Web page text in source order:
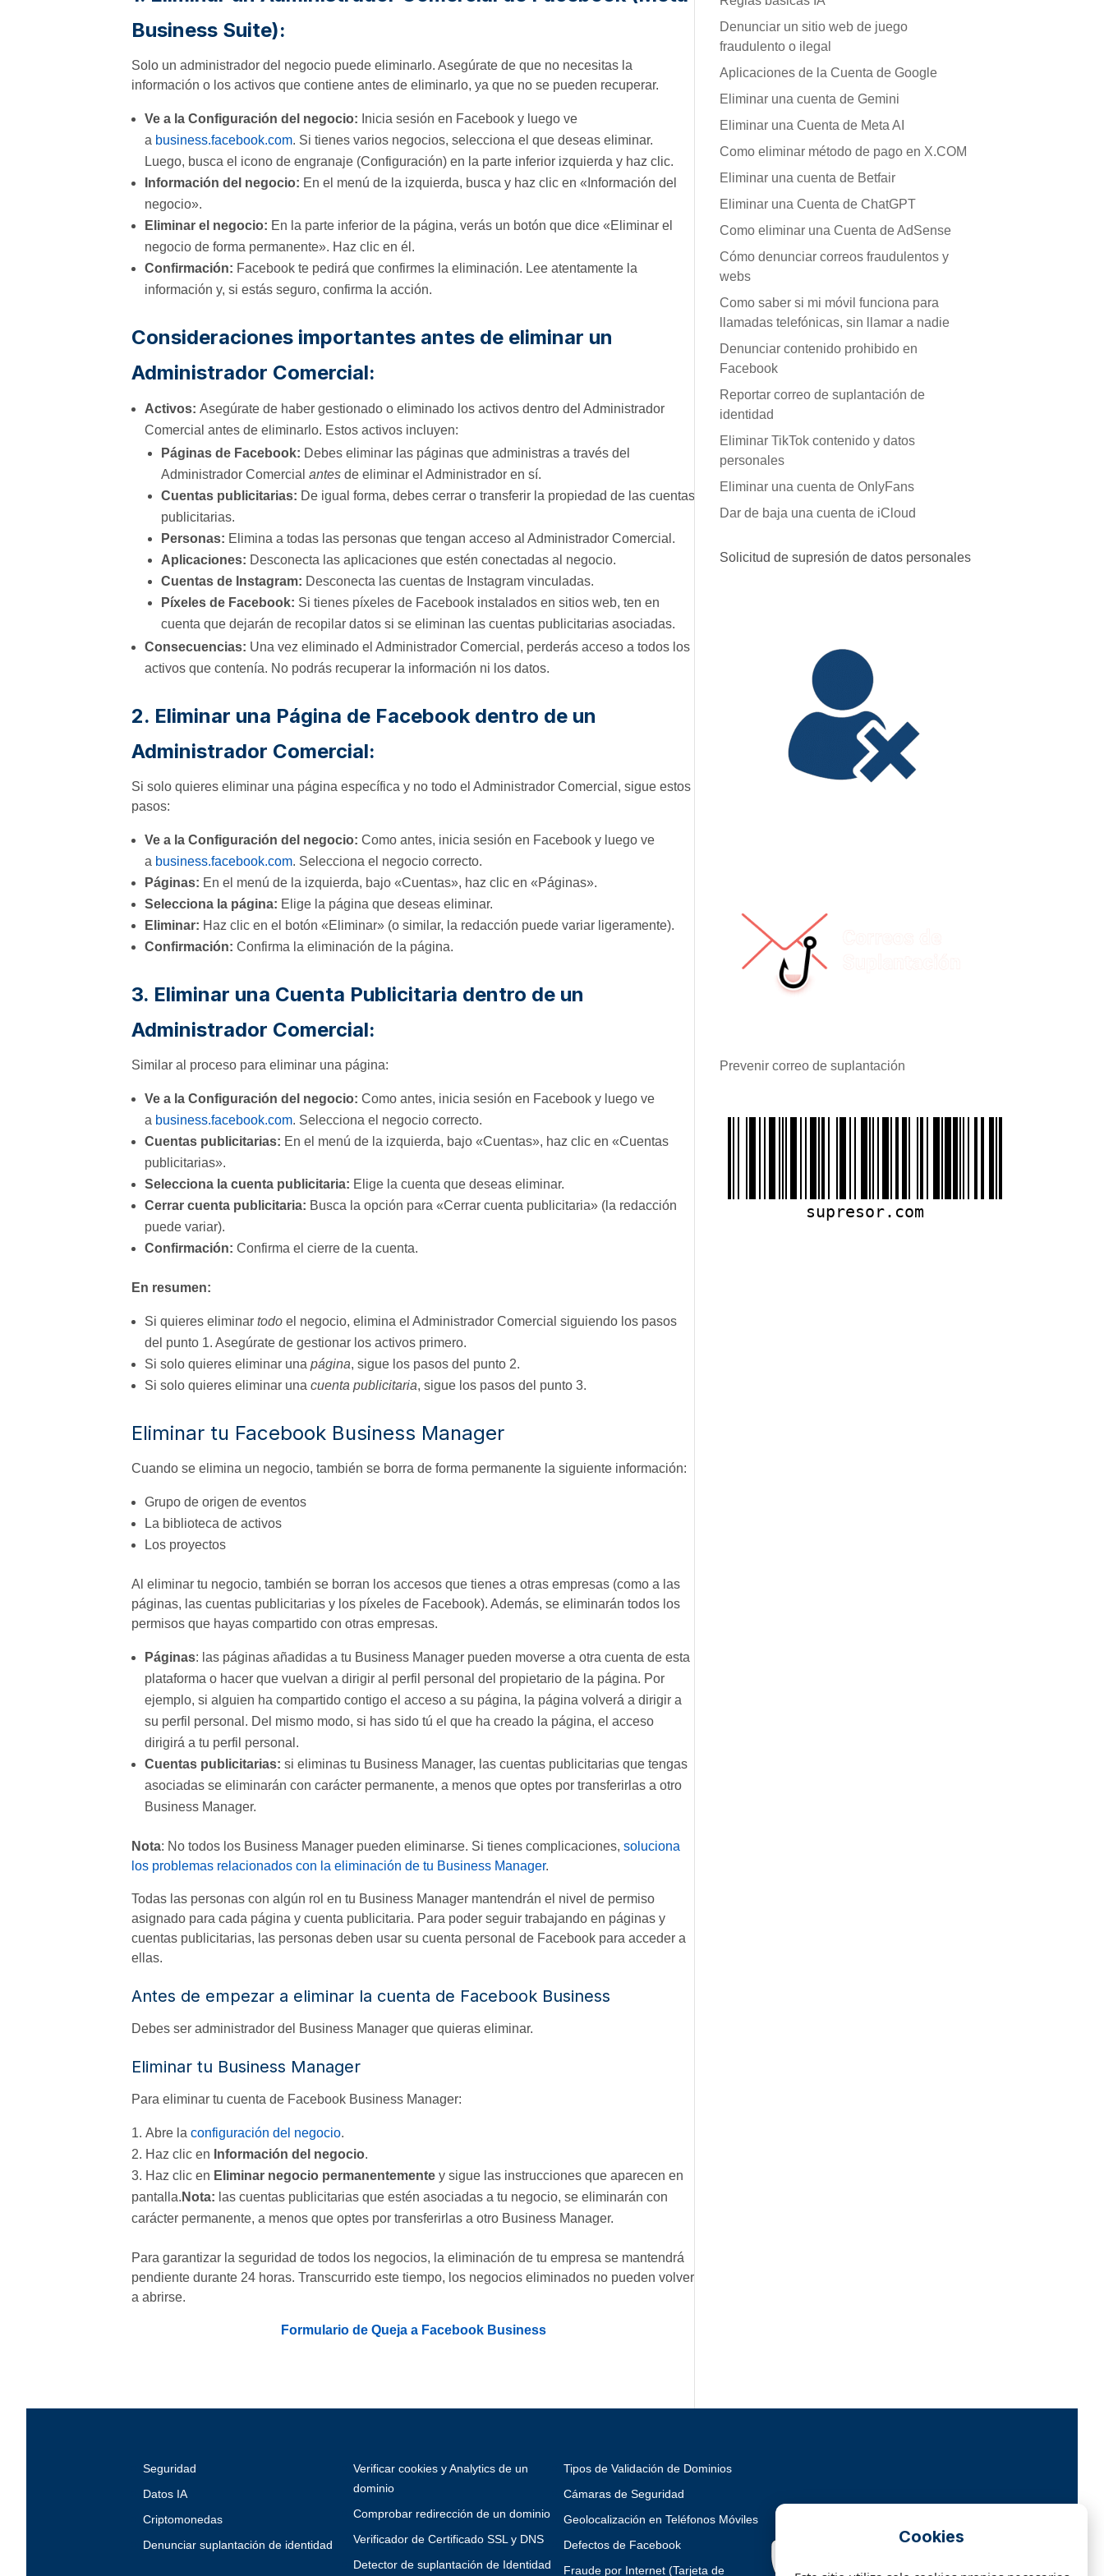
Business Suite):
Solo un administrador del negocio puede eliminarlo. Asegúrate de que no necesitas la
información o los activos que contiene antes de eliminarlo, ya que no se pueden recuperar.
Ve a la Configuración del negocio: Inicia sesión en Facebook y luego ve
a business.facebook.com. Si tienes varios negocios, selecciona el que deseas eliminar.
Luego, busca el icono de engranaje (Configuración) en la parte inferior izquierda y haz clic.
Información del negocio: En el menú de la izquierda, busca y haz clic en «Información del
negocio».
Eliminar el negocio: En la parte inferior de la página, verás un botón que dice «Eliminar el
negocio de forma permanente». Haz clic en él.
Confirmación: Facebook te pedirá que confirmes la eliminación. Lee atentamente la
información y, si estás seguro, confirma la acción.
Consideraciones importantes antes de eliminar un
Administrador Comercial:
Activos: Asegúrate de haber gestionado o eliminado los activos dentro del Administrador
Comercial antes de eliminarlo. Estos activos incluyen:
Páginas de Facebook: Debes eliminar las páginas que administras a través del
Administrador Comercial antes de eliminar el Administrador en sí.
Cuentas publicitarias: De igual forma, debes cerrar o transferir la propiedad de las cuentas
publicitarias.
Personas: Elimina a todas las personas que tengan acceso al Administrador Comercial.
Aplicaciones: Desconecta las aplicaciones que estén conectadas al negocio.
Cuentas de Instagram: Desconecta las cuentas de Instagram vinculadas.
Píxeles de Facebook: Si tienes píxeles de Facebook instalados en sitios web, ten en
cuenta que dejarán de recopilar datos si se eliminan las cuentas publicitarias asociadas.
Consecuencias: Una vez eliminado el Administrador Comercial, perderás acceso a todos los
activos que contenía. No podrás recuperar la información ni los datos.
2. Eliminar una Página de Facebook dentro de un
Administrador Comercial:
Si solo quieres eliminar una página específica y no todo el Administrador Comercial, sigue estos
pasos:
Ve a la Configuración del negocio: Como antes, inicia sesión en Facebook y luego ve
a business.facebook.com. Selecciona el negocio correcto.
Páginas: En el menú de la izquierda, bajo «Cuentas», haz clic en «Páginas».
Selecciona la página: Elige la página que deseas eliminar.
Eliminar: Haz clic en el botón «Eliminar» (o similar, la redacción puede variar ligeramente).
Confirmación: Confirma la eliminación de la página.
3. Eliminar una Cuenta Publicitaria dentro de un
Administrador Comercial:
Similar al proceso para eliminar una página:
Ve a la Configuración del negocio: Como antes, inicia sesión en Facebook y luego ve
a business.facebook.com. Selecciona el negocio correcto.
Cuentas publicitarias: En el menú de la izquierda, bajo «Cuentas», haz clic en «Cuentas
publicitarias».
Selecciona la cuenta publicitaria: Elige la cuenta que deseas eliminar.
Cerrar cuenta publicitaria: Busca la opción para «Cerrar cuenta publicitaria» (la redacción
puede variar).
Confirmación: Confirma el cierre de la cuenta.
En resumen:
Si quieres eliminar todo el negocio, elimina el Administrador Comercial siguiendo los pasos
del punto 1. Asegúrate de gestionar los activos primero.
Si solo quieres eliminar una página, sigue los pasos del punto 2.
Si solo quieres eliminar una cuenta publicitaria, sigue los pasos del punto 3.
Eliminar tu Facebook Business Manager
Cuando se elimina un negocio, también se borra de forma permanente la siguiente información:
Grupo de origen de eventos
La biblioteca de activos
Los proyectos
Al eliminar tu negocio, también se borran los accesos que tienes a otras empresas (como a las
páginas, las cuentas publicitarias y los píxeles de Facebook). Además, se eliminarán todos los
permisos que hayas compartido con otras empresas.
Páginas: las páginas añadidas a tu Business Manager pueden moverse a otra cuenta de esta
plataforma o hacer que vuelvan a dirigir al perfil personal del propietario de la página. Por
ejemplo, si alguien ha compartido contigo el acceso a su página, la página volverá a dirigir a
su perfil personal. Del mismo modo, si has sido tú el que ha creado la página, el acceso
dirigirá a tu perfil personal.
Cuentas publicitarias: si eliminas tu Business Manager, las cuentas publicitarias que tengas
asociadas se eliminarán con carácter permanente, a menos que optes por transferirlas a otro
Business Manager.
Nota: No todos los Business Manager pueden eliminarse. Si tienes complicaciones, soluciona
los problemas relacionados con la eliminación de tu Business Manager.
Todas las personas con algún rol en tu Business Manager mantendrán el nivel de permiso
asignado para cada página y cuenta publicitaria. Para poder seguir trabajando en páginas y
cuentas publicitarias, las personas deben usar su cuenta personal de Facebook para acceder a
ellas.
Antes de empezar a eliminar la cuenta de Facebook Business
Debes ser administrador del Business Manager que quieras eliminar.
Eliminar tu Business Manager
Para eliminar tu cuenta de Facebook Business Manager:
Abre la configuración del negocio.
Haz clic en Información del negocio.
Haz clic en Eliminar negocio permanentemente y sigue las instrucciones que aparecen en
pantalla. Nota: las cuentas publicitarias que estén asociadas a tu negocio, se eliminarán con
carácter permanente, a menos que optes por transferirlas a otro Business Manager.
Para garantizar la seguridad de todos los negocios, la eliminación de tu empresa se mantendrá
pendiente durante 24 horas. Transcurrido este tiempo, los negocios eliminados no pueden volver
a abrirse.
Formulario de Queja a Facebook Business
Denunciar un sitio web de juego
fraudulento o ilegal
Aplicaciones de la Cuenta de Google
Eliminar una cuenta de Gemini
Eliminar una Cuenta de Meta AI
Como eliminar método de pago en X.COM
Eliminar una cuenta de Betfair
Eliminar una Cuenta de ChatGPT
Como eliminar una Cuenta de AdSense
Cómo denunciar correos fraudulentos y
webs
Como saber si mi móvil funciona para
llamadas telefónicas, sin llamar a nadie
Denunciar contenido prohibido en
Facebook
Reportar correo de suplantación de
identidad
Eliminar TikTok contenido y datos
personales
Eliminar una cuenta de OnlyFans
Dar de baja una cuenta de iCloud
Solicitud de supresión de datos personales
Prevenir correo de suplantación
supresor.com
Seguridad
Datos IA
Criptomonedas
Denunciar suplantación de identidad
Verificar cookies y Analytics de un
dominio
Comprobar redirección de un dominio
Verificador de Certificado SSL y DNS
Detector de suplantación de Identidad
Tipos de Validación de Dominios
Cámaras de Seguridad
Geolocalización en Teléfonos Móviles
Defectos de Facebook
Fraude por Internet (Tarjeta de
Cookies